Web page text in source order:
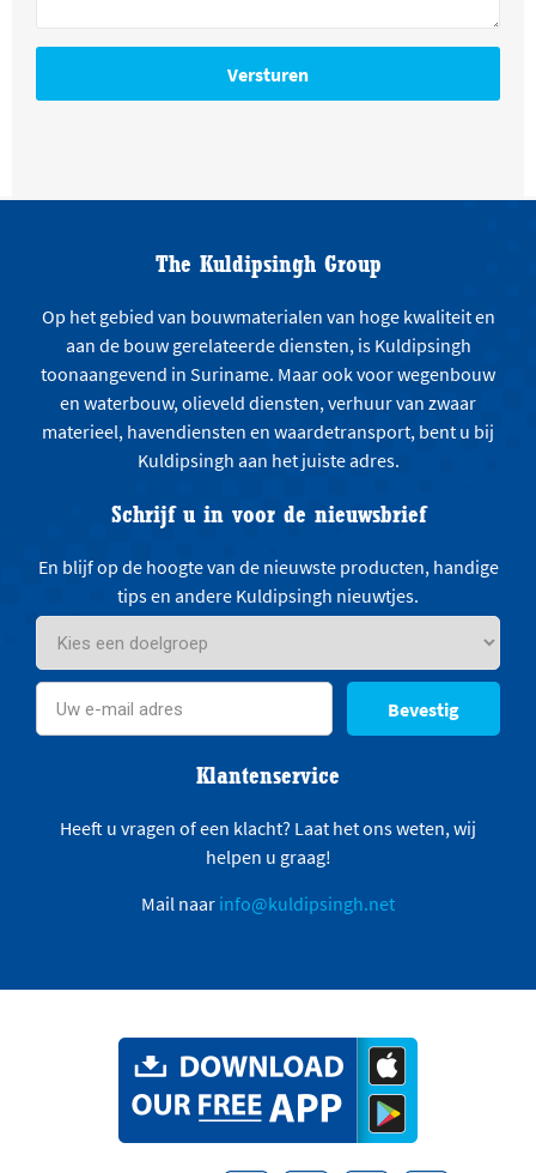
The Kuldipsingh Group
Op het gebied van bouwmaterialen van hoge kwaliteit en
aan de bouw gerelateerde diensten, is Kuldipsingh
toonaangevend in Suriname. Maar ook voor wegenbouw
en waterbouw, olieveld diensten, verhuur van zwaar
materieel, havendiensten en waardetransport, bent u bij
Kuldipsingh aan het juiste adres.
Schrijf u in voor de nieuwsbrief
En blijf op de hoogte van de nieuwste producten, handige
tips en andere Kuldipsingh nieuwtjes.
Bevestig
Klantenservice
Heeft u vragen of een klacht? Laat het ons weten, wij
helpen u graag!
Mail naar info@kuldipsingh.net